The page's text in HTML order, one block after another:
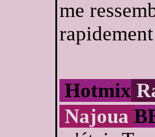
me
Hotmix
Najoua